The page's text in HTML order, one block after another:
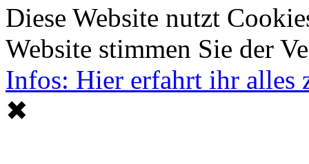
Diese Website nutzt
Website stimmen Sie der
Infos: Hier erfahrt ihr alles
✖